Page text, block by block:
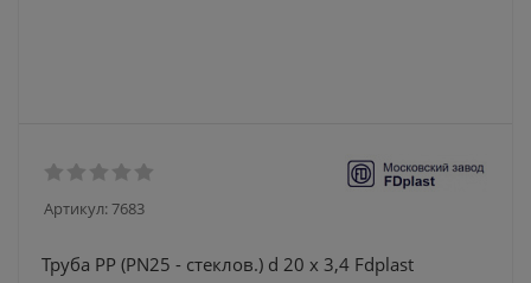
Артикул:7683
Труба PP (PN25 - стеклов.) d 20 x 3,4 Fdplast